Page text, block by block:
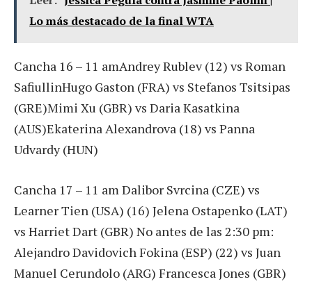
Lo más destacado de la final WTA
Cancha 16 – 11 amAndrey Rublev (12) vs Roman
SafiullinHugo Gaston (FRA) vs Stefanos Tsitsipas
(GRE)Mimi Xu (GBR) vs Daria Kasatkina
(AUS)Ekaterina Alexandrova (18) vs Panna
Udvardy (HUN)
Cancha 17 – 11 am Dalibor Svrcina (CZE) vs
Learner Tien (USA) (16) Jelena Ostapenko (LAT)
vs Harriet Dart (GBR) No antes de las 2:30 pm:
Alejandro Davidovich Fokina (ESP) (22) vs Juan
Manuel Cerundolo (ARG) Francesca Jones (GBR)